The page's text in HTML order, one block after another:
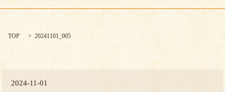
TOP 20241101_005
2024-11-01